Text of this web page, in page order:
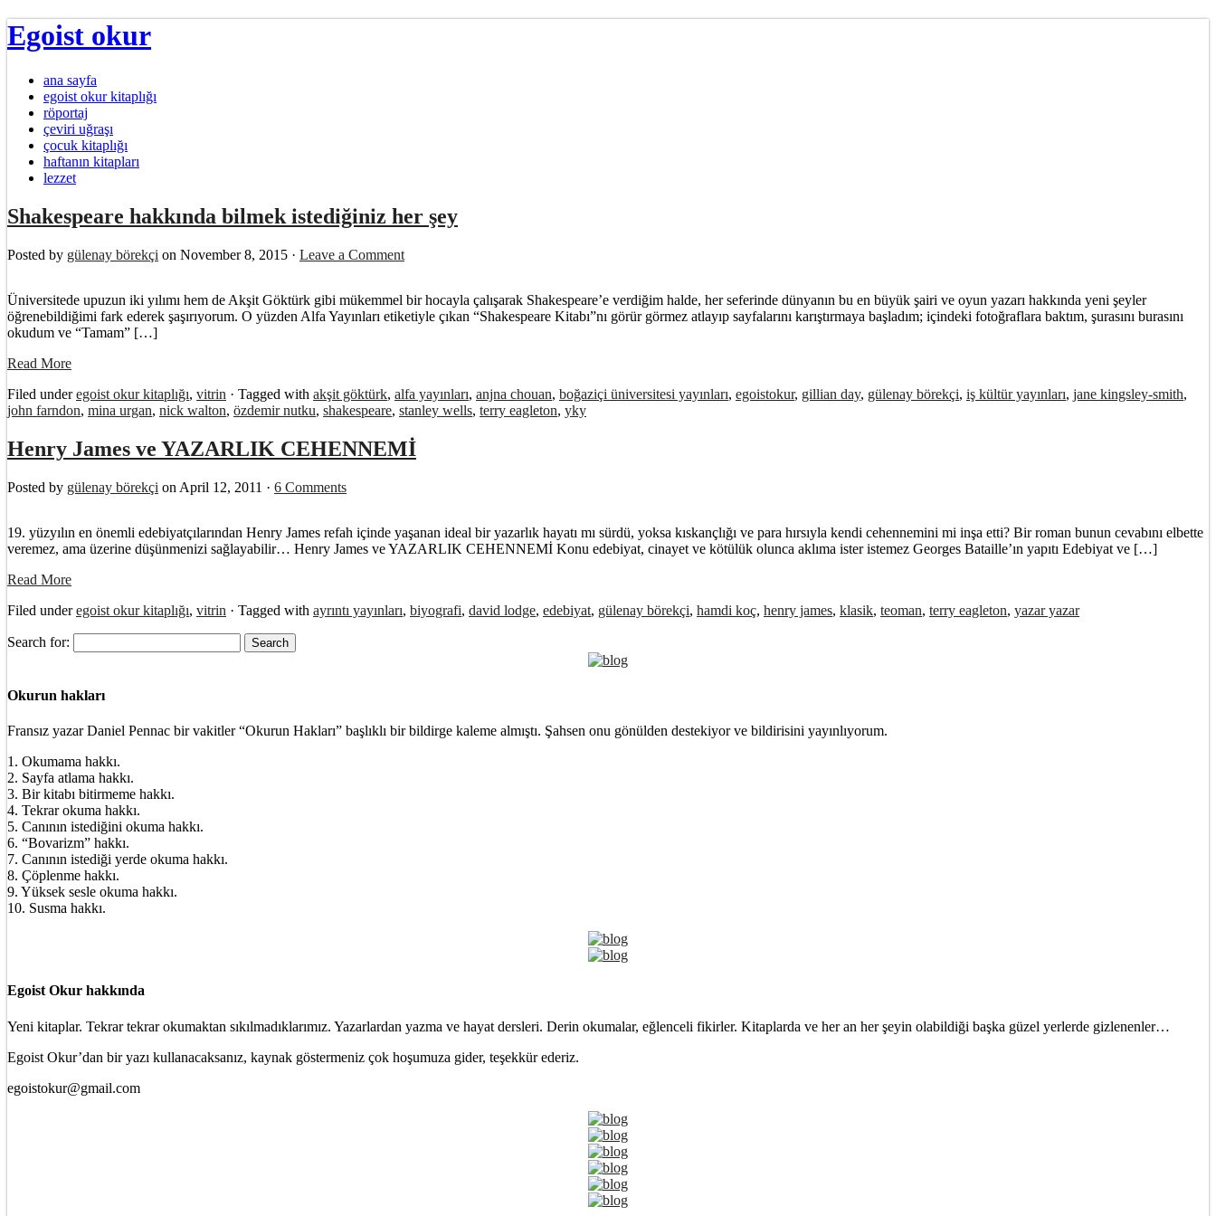
Egoist okur
ana sayfa
egoist okur kitaplığı
röportaj
çeviri uğraşı
çocuk kitaplığı
haftanın kitapları
lezzet
Shakespeare hakkında bilmek istediğiniz her şey
Posted by gülenay börekçi on November 8, 2015 · Leave a Comment
Üniversitede upuzun iki yılımı hem de Akşit Göktürk gibi mükemmel bir hocayla çalışarak Shakespeare’e verdiğim halde, her seferinde dünyanın bu en büyük şairi ve oyun yazarı hakkında yeni şeyler
öğrenebildiğimi fark ederek şaşırıyorum. O yüzden Alfa Yayınları etiketiyle çıkan “Shakespeare Kitabı”nı görür görmez atlayıp sayfalarını karıştırmaya başladım; içindeki fotoğraflara baktım, şurasını burasını
okudum ve “Tamam” […]
Read More
Filed underegoist okur kitaplığı, vitrin · Tagged with akşit göktürk, alfa yayınları, anjna chouan, boğaziçi üniversitesi yayınları, egoistokur, gillian day, gülenay börekçi, iş kültür yayınları, jane kingsley-smith,
john farndon, mina urgan, nick walton, özdemir nutku, shakespeare, stanley wells, terry eagleton, yky
Henry James ve YAZARLIK CEHENNEMİ
Posted by gülenay börekçi on April 12, 2011 · 6 Comments
19. yüzyılın en önemli edebiyatçılarından Henry James refah içinde yaşanan ideal bir yazarlık hayatı mı sürdü, yoksa kıskançlığı ve para hırsıyla kendi cehennemini mi inşa etti? Bir roman bunun cevabını elbette
veremez, ama üzerine düşünmenizi sağlayabilir… Henry James ve YAZARLIK CEHENNEMİ Konu edebiyat, cinayet ve kötülük olunca aklıma ister istemez Georges Bataille’ın yapıtı Edebiyat ve […]
Read More
Filed underegoist okur kitaplığı, vitrin · Tagged with ayrıntı yayınları, biyografi, david lodge, edebiyat, gülenay börekçi, hamdi koç, henry james, klasik, teoman, terry eagleton, yazar yazar
Search for:
Okurun hakları
Fransız yazar Daniel Pennac bir vakitler “Okurun Hakları” başlıklı bir bildirge kaleme almıştı. Şahsen onu gönülden destekiyor ve bildirisini yayınlıyorum.
1. Okumama hakkı.
2. Sayfa atlama hakkı.
3. Bir kitabı bitirmeme hakkı.
4. Tekrar okuma hakkı.
5. Canının istediğini okuma hakkı.
6. “Bovarizm” hakkı.
7. Canının istediği yerde okuma hakkı.
8. Çöplenme hakkı.
9. Yüksek sesle okuma hakkı.
10. Susma hakkı.
Egoist Okur hakkında
Yeni kitaplar. Tekrar tekrar okumaktan sıkılmadıklarımız. Yazarlardan yazma ve hayat dersleri. Derin okumalar, eğlenceli fikirler. Kitaplarda ve her an her şeyin olabildiği başka güzel yerlerde gizlenenler…
Egoist Okur’dan bir yazı kullanacaksanız, kaynak göstermeniz çok hoşumuza gider, teşekkür ederiz.
egoistokur@gmail.com